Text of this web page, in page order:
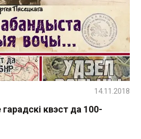
квэст да 100-
14.11.2018